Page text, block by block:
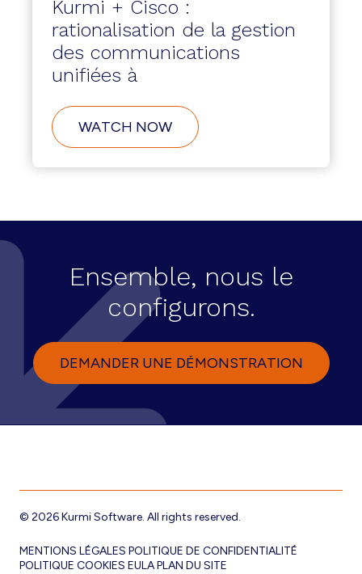
Kurmi + Cisco :
rationalisation de la gestion
des communications
unifiées à
WATCH NOW
Ensemble, nous le
configurons.
DEMANDER UNE DÉMONSTRATION
© 2026 Kurmi Software. All rights reserved.
MENTIONS LÉGALES POLITIQUE DE CONFIDENTIALITÉ
POLITIQUE COOKIES EULAPLAN DU SITE